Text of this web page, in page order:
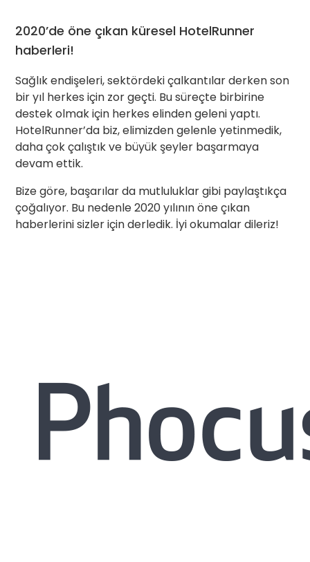
2020’de öne çıkan küresel HotelRunner
haberleri!
Sağlık endişeleri, sektördeki çalkantılar derken son
bir yıl herkes için zor geçti. Bu süreçte birbirine
destek olmak için herkes elinden geleni yaptı.
HotelRunner’da biz, elimizden gelenle yetinmedik,
daha çok çalıştık ve büyük şeyler başarmaya
devam ettik.
Bize göre, başarılar da mutluluklar gibi paylaştıkça
çoğalıyor. Bu nedenle 2020 yılının öne çıkan
haberlerini sizler için derledik. İyi okumalar dileriz!